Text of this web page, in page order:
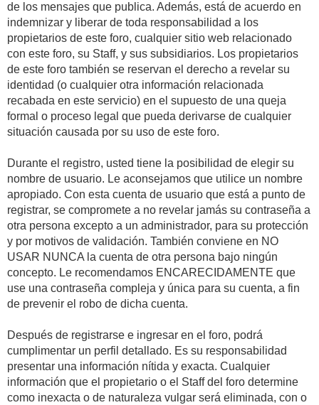
de los mensajes que publica. Además, está de acuerdo en
indemnizar y liberar de toda responsabilidad a los
propietarios de este foro, cualquier sitio web relacionado
con este foro, su Staff, y sus subsidiarios. Los propietarios
de este foro también se reservan el derecho a revelar su
identidad (o cualquier otra información relacionada
recabada en este servicio) en el supuesto de una queja
formal o proceso legal que pueda derivarse de cualquier
situación causada por su uso de este foro.
Durante el registro, usted tiene la posibilidad de elegir su
nombre de usuario. Le aconsejamos que utilice un nombre
apropiado. Con esta cuenta de usuario que está a punto de
registrar, se compromete a no revelar jamás su contraseña a
otra persona excepto a un administrador, para su protección
y por motivos de validación. También conviene en NO
USAR NUNCA la cuenta de otra persona bajo ningún
concepto. Le recomendamos ENCARECIDAMENTE que
use una contraseña compleja y única para su cuenta, a fin
de prevenir el robo de dicha cuenta.
Después de registrarse e ingresar en el foro, podrá
cumplimentar un perfil detallado. Es su responsabilidad
presentar una información nítida y exacta. Cualquier
información que el propietario o el Staff del foro determine
como inexacta o de naturaleza vulgar será eliminada, con o